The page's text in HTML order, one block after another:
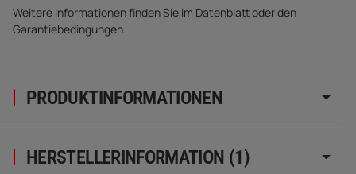
PRODUKTINFORMATIONEN
Weitere Informationen finden Sie im Datenblatt oder den
Garantiebedingungen.
HERSTELLERINFORMATION (1)